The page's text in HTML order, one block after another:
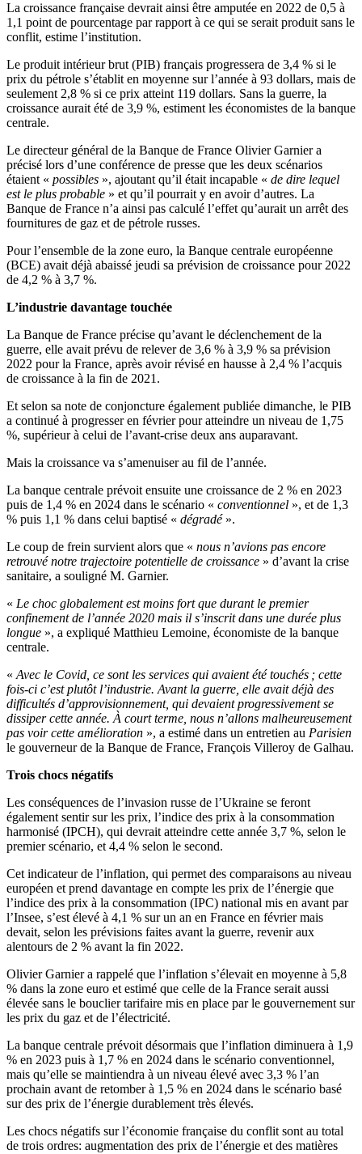
La croissance française devrait ainsi être amputée en 2022 de 0,5 à
1,1 point de pourcentage par rapport à ce qui se serait produit sans le
conflit, estime l’institution.
Le produit intérieur brut (PIB) français progressera de 3,4 % si le
prix du pétrole s’établit en moyenne sur l’année à 93 dollars, mais de
seulement 2,8 % si ce prix atteint 119 dollars. Sans la guerre, la
croissance aurait été de 3,9 %, estiment les économistes de la banque
centrale.
Le directeur général de la Banque de France Olivier Garnier a
précisé lors d’une conférence de presse que les deux scénarios
étaient « possibles », ajoutant qu’il était incapable « de dire lequel
est le plus probable » et qu’il pourrait y en avoir d’autres. La
Banque de France n’a ainsi pas calculé l’effet qu’aurait un arrêt des
fournitures de gaz et de pétrole russes.
Pour l’ensemble de la zone euro, la Banque centrale européenne
(BCE) avait déjà abaissé jeudi sa prévision de croissance pour 2022
de 4,2 % à 3,7 %.
L’industrie davantage touchée
La Banque de France précise qu’avant le déclenchement de la
guerre, elle avait prévu de relever de 3,6 % à 3,9 % sa prévision
2022 pour la France, après avoir révisé en hausse à 2,4 % l’acquis
de croissance à la fin de 2021.
Et selon sa note de conjoncture également publiée dimanche, le PIB
a continué à progresser en février pour atteindre un niveau de 1,75
%, supérieur à celui de l’avant-crise deux ans auparavant.
Mais la croissance va s’amenuiser au fil de l’année.
La banque centrale prévoit ensuite une croissance de 2 % en 2023
puis de 1,4 % en 2024 dans le scénario « conventionnel », et de 1,3
% puis 1,1 % dans celui baptisé « dégradé».
Le coup de frein survient alors que « nous n’avions pas encore
retrouvé notre trajectoire potentielle de croissance » d’avant la crise
sanitaire, a souligné M. Garnier.
« Le choc globalement est moins fort que durant le premier
confinement de l’année 2020 mais il s’inscrit dans une durée plus
longue », a expliqué Matthieu Lemoine, économiste de la banque
centrale.
« Avec le Covid, ce sont les services qui avaient été touchés ; cette
fois-ci c’est plutôt l’industrie. Avant la guerre, elle avait déjà des
difficultés d’approvisionnement, qui devaient progressivement se
dissiper cette année. À court terme, nous n’allons malheureusement
pas voir cette amélioration », a estimé dans un entretien au Parisien
le gouverneur de la Banque de France, François Villeroy de Galhau.
Trois chocs négatifs
Les conséquences de l’invasion russe de l’Ukraine se feront
également sentir sur les prix, l’indice des prix à la consommation
harmonisé (IPCH), qui devrait atteindre cette année 3,7 %, selon le
premier scénario, et 4,4 % selon le second.
Cet indicateur de l’inflation, qui permet des comparaisons au niveau
européen et prend davantage en compte les prix de l’énergie que
l’indice des prix à la consommation (IPC) national mis en avant par
l’Insee, s’est élevé à 4,1 % sur un an en France en février mais
devait, selon les prévisions faites avant la guerre, revenir aux
alentours de 2 % avant la fin 2022.
Olivier Garnier a rappelé que l’inflation s’élevait en moyenne à 5,8
% dans la zone euro et estimé que celle de la France serait aussi
élevée sans le bouclier tarifaire mis en place par le gouvernement sur
les prix du gaz et de l’électricité.
La banque centrale prévoit désormais que l’inflation diminuera à 1,9
% en 2023 puis à 1,7 % en 2024 dans le scénario conventionnel,
mais qu’elle se maintiendra à un niveau élevé avec 3,3 % l’an
prochain avant de retomber à 1,5 % en 2024 dans le scénario basé
sur des prix de l’énergie durablement très élevés.
Les chocs négatifs sur l’économie française du conflit sont au total
de trois ordres: augmentation des prix de l’énergie et des matières